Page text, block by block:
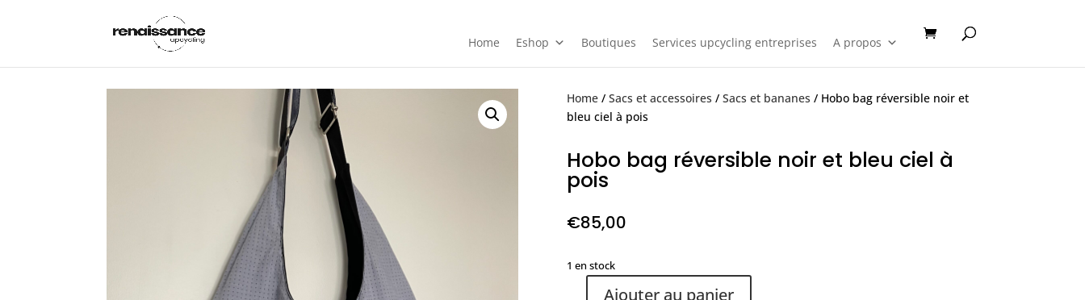
Home Eshop Boutiques Services upcycling entreprises A propos
Home/ Sacs et accessoires / Sacs et bananes / Hobo bag réversible noir et
bleu ciel à pois
Hobo bag réversible noir et bleu ciel à
pois
€85,00
1 en stock
Ajouter au panier